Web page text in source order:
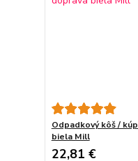
Odpadkový kôš /
biela Mill
22,81 €